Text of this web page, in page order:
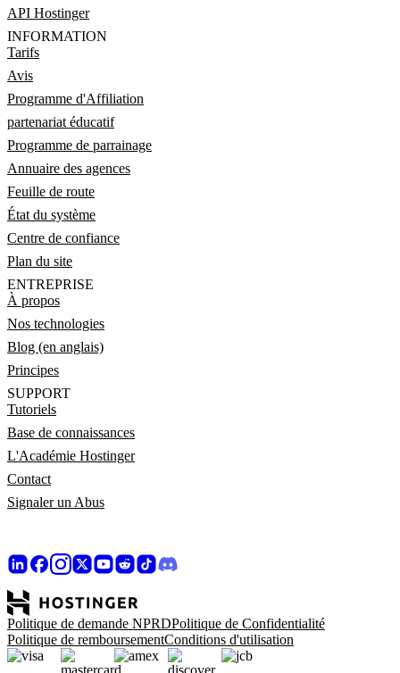
API Hostinger
INFORMATION
Tarifs
Avis
Programme d'Affiliation
partenariat éducatif
Programme de parrainage
Annuaire des agences
Feuille de route
État du système
Centre de confiance
Plan du site
ENTREPRISE
À propos
Nos technologies
Blog (en anglais)
Principes
SUPPORT
Tutoriels
Base de connaissances
L'Académie Hostinger
Contact
Signaler un Abus
Politique de demande NPRDPolitique de Confidentialité
Politique de remboursementConditions d'utilisation